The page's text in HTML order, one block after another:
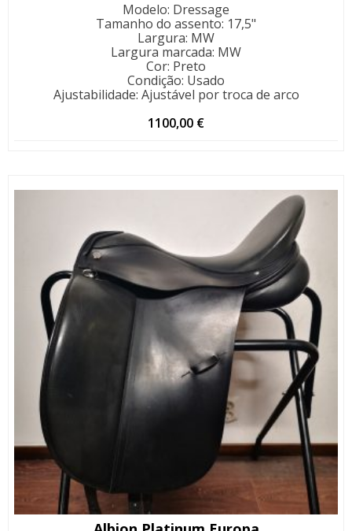
Modelo: Dressage
Tamanho do assento: 17,5"
Largura: MW
Largura marcada: MW
Cor: Preto
Condição: Usado
Ajustabilidade: Ajustável por troca de arco
1100,00 €